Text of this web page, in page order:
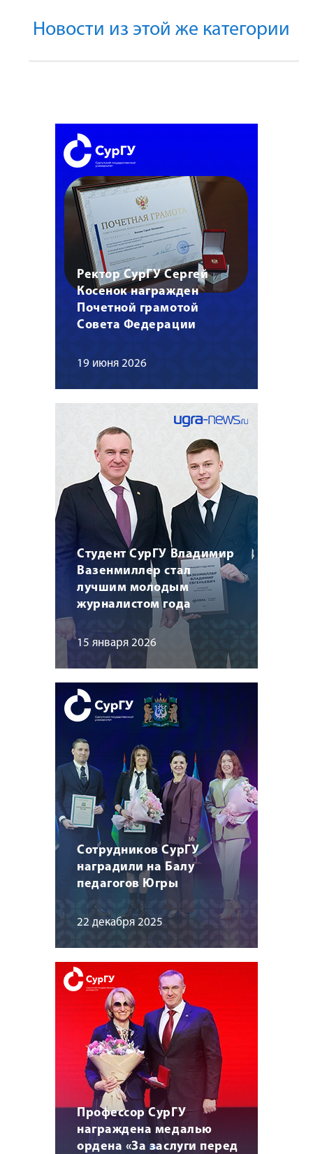
Новости из этой же категории
Ректор СурГУ Сергей
Косенок награжден
Почетной грамотой
Совета Федерации
19 июня 2026
Студент СурГУ Владимир
Вазенмиллер стал
лучшим молодым
журналистом года
15 января 2026
Сотрудников СурГУ
наградили на Балу
педагогов Югры
22 декабря 2025
Профессор СурГУ
награждена медалью
ордена «За заслуги перед